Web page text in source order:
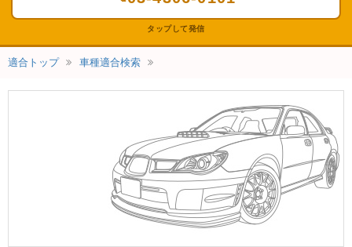
タップして発信
適合トップ 車種適合検索